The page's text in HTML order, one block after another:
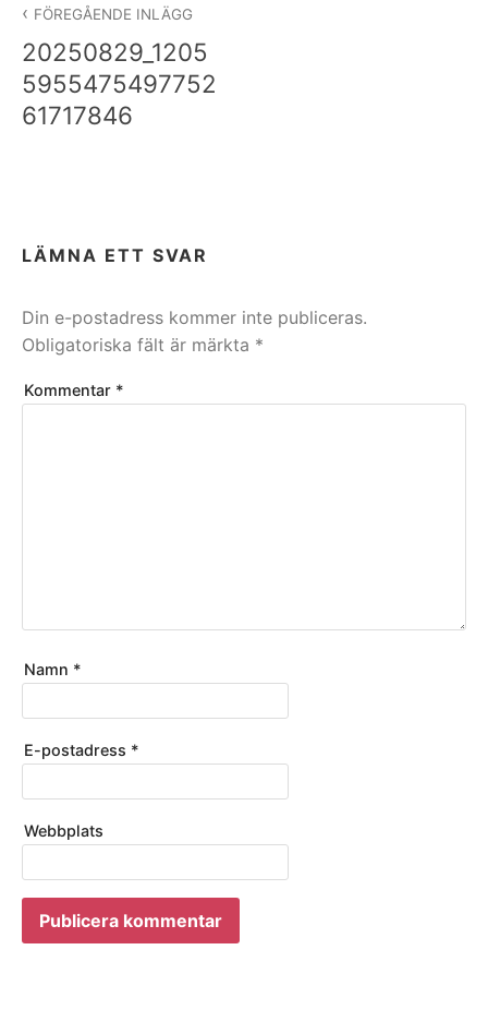
FÖREGÅENDE INLÄGG
20250829_1205
5955475497752
61717846
LÄMNA ETT SVAR
Din e-postadress kommer inte publiceras.
Obligatoriska fält är märkta *
Kommentar *
Namn *
E-postadress *
Webbplats